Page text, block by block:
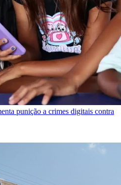
punição a crimes digitais contra